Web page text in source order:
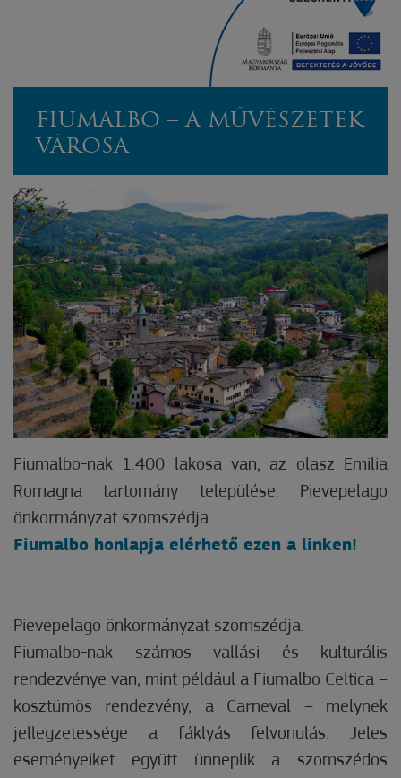
FIUMALBO – A MŰVÉSZETEK
VÁROSA
Fiumalbo-nak 1.400 lakosa van, az olasz Emilia
Romagna tartomány települése. Pievepelago
önkormányzat szomszédja.
Fiumalbo honlapja elérhető ezen a linken!
Pievepelago önkormányzat szomszédja.
Fiumalbo-nak számos vallási és kulturális
rendezvénye van, mint például a Fiumalbo Celtica –
kosztümös rendezvény, a Carneval – melynek
jellegzetessége a fáklyás felvonulás. Jeles
eseményeiket együtt ünneplik a szomszédos